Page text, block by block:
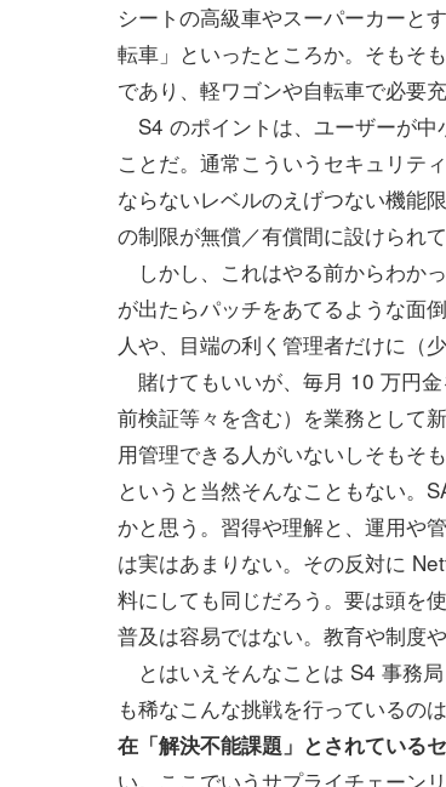
シートの高級車やスーパーカーと
転車」といったところか。そもそ
であり、軽ワゴンや自転車で必要充
S4 のポイントは、ユーザーが中
ことだ。通常こういうセキュリテ
ならないレベルのえげつない機能
の制限が無償／有償間に設けられ
しかし、これはやる前からわか
が出たらパッチをあてるような面
人や、目端の利く管理者だけに（
賭けてもいいが、毎月 10 万円
前検証等々を含む）を業務として
用管理できる人がいないしそもそ
というと当然そんなこともない。
かと思う。習得や理解と、運用や
は実はあまりない。その反対に
料にしても同じだろう。要は頭を
普及は容易ではない。教育や制度
とはいえそんなことは S4 事務
も稀なこんな挑戦を行っているのは
在「解決不能課題」とされている
い。ここでいうサプライチェーン